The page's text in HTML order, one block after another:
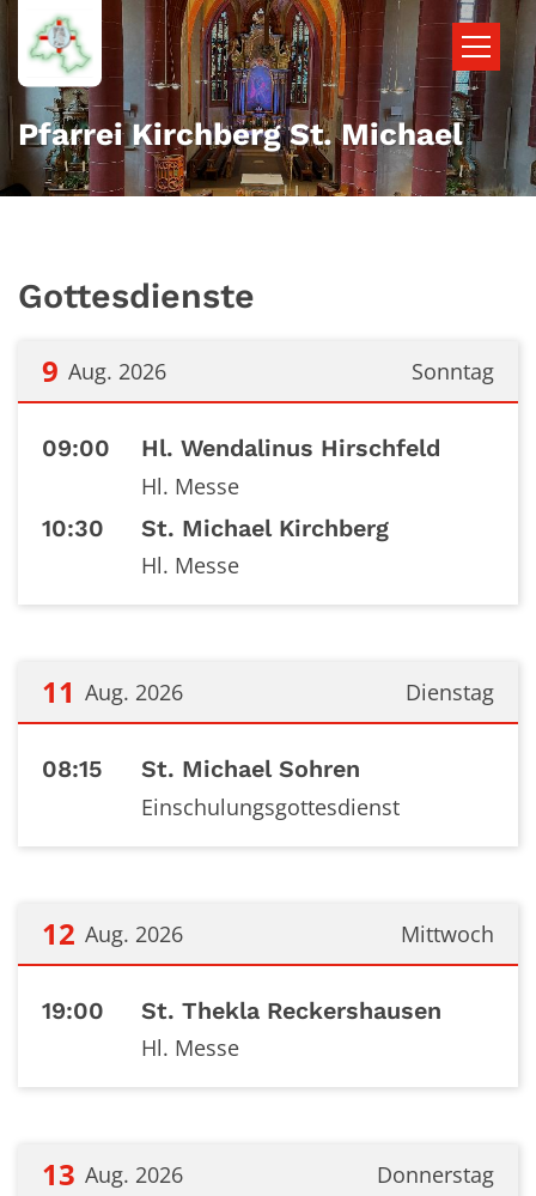
Zum Inhalt springen
Pfarrei Kirchberg St. Michael
Gottesdienste
Sonntag
9 Aug. 2026
09:00 Hl. Wendalinus Hirschfeld
Hl. Messe
10:30 St. Michael Kirchberg
Hl. Messe
Dienstag
11 Aug. 2026
08:15 St. Michael Sohren
Einschulungsgottesdienst
Mittwoch
12 Aug. 2026
19:00 St. Thekla Reckershausen
Hl. Messe
Donnerstag
13 Aug. 2026